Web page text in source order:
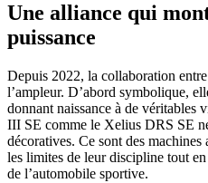
Une alliance qui
puissance
Depuis 2022, la collaboration
l’ampleur. D’abord symbolique,
donnant naissance à de véritables
III SE comme le Xelius DRS SE
décoratives. Ce sont des machines
les limites de leur discipline tout
de l’automobile sportive.